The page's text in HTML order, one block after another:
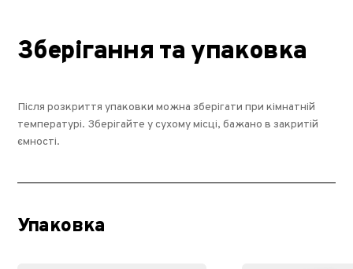
Зберігання та упаковка
Після розкриття упаковки можна зберігати при кімнатній
температурі. Зберігайте у сухому місці, бажано в закритій
ємності.
Упаковка